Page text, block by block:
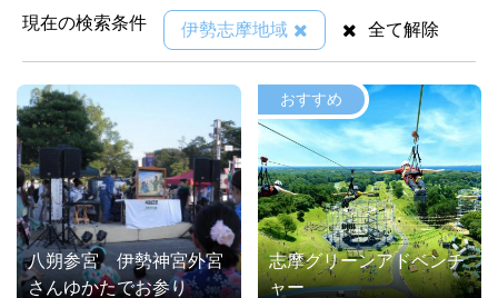
現在の検索条件 伊勢志摩地域 全て解除
八朔参宮 伊勢神宮外宮
さんゆかたでお参り
志摩グリーンアドベンチ
ャー